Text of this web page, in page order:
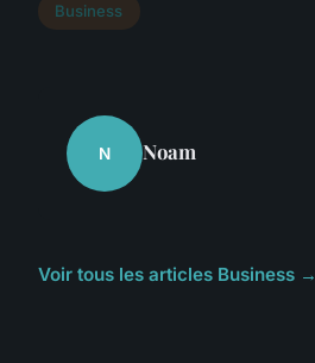
Business
N Noam
Voir tous les articles Business →